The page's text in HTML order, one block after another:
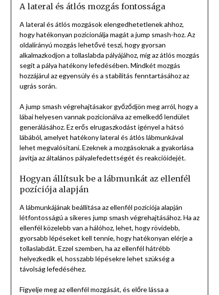
A lateral és átlós mozgás fontossága
A lateral és átlós mozgások elengedhetetlenek ahhoz,
hogy hatékonyan pozicionálja magát a jump smash-hoz. Az
oldalirányú mozgás lehetővé teszi, hogy gyorsan
alkalmazkodjon a tollaslabda pályájához, míg az átlós mozgás
segít a pálya hatékony lefedésében. Mindkét mozgás
hozzájárul az egyensúly és a stabilitás fenntartásához az
ugrás során.
A jump smash végrehajtásakor győződjön meg arról, hogy a
lábai helyesen vannak pozicionálva az emelkedő lendület
generálásához. Ez erős elrugaszkodást igényel a hátsó
lábából, amelyet hatékony lateral és átlós lábmunkával
lehet megvalósítani. Ezeknek a mozgásoknak a gyakorlása
javítja az általános pályalefedettségét és reakcióidejét.
Hogyan állítsuk be a lábmunkát az ellenfél
pozíciója alapján
A lábmunkájának beállítása az ellenfél pozíciója alapján
létfontosságú a sikeres jump smash végrehajtásához. Ha az
ellenfél közelebb van a hálóhoz, lehet, hogy rövidebb,
gyorsabb lépéseket kell tennie, hogy hatékonyan elérje a
tollaslabdát. Ezzel szemben, ha az ellenfél hátrébb
helyezkedik el, hosszabb lépésekre lehet szükség a
távolság lefedéséhez.
Figyelje meg az ellenfél mozgását, és előre lássa a